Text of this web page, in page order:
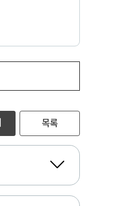
목록